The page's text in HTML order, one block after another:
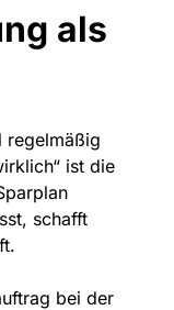
als
regelmäßig
ist die
schafft
bei der